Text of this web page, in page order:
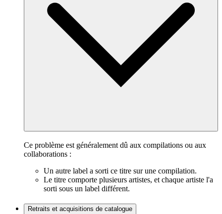
Ce problème est généralement dû aux compilations ou aux
collaborations :
Un autre label a sorti ce titre sur une compilation.
Le titre comporte plusieurs artistes, et chaque artiste l'a
sorti sous un label différent.
Retraits et acquisitions de catalogue